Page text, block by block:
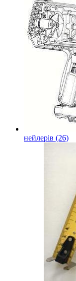
нейлерів (26)